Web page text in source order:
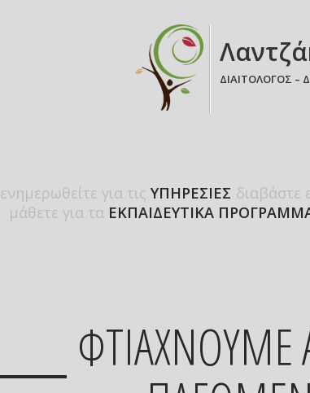
ΔΙΑΙΤΟΛΟΓΟΣ –
ενημερωθείτε για τις ΥΠΗΡΕΣΙΕΣ διαβάστε
μάθετε για τα ΕΚΠΑΙΔΕΥΤΙΚΑ
ΦΤΙΑΧΝΟΥΜΕ